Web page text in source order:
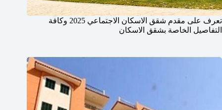
تعرف على مقدم شقق الاسكان الاجتماعي 2025 وكافة
التفاصيل الخاصة بشقق الاسكان